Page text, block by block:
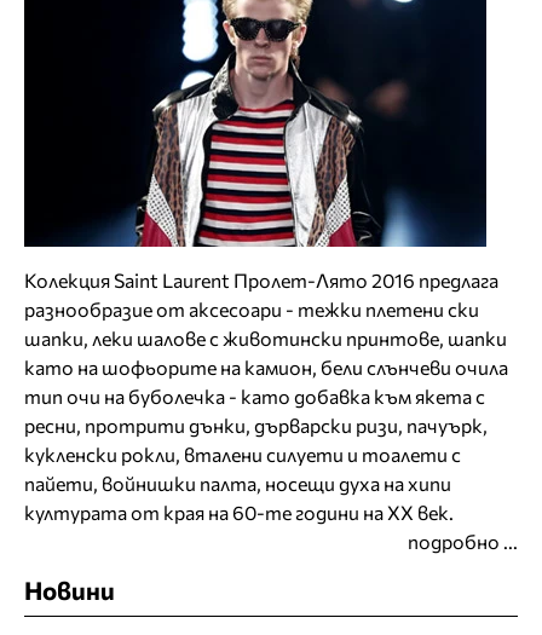
Колекция Saint Laurent Пролет-Лято 2016 предлага
разнообразие от аксесоари - тежки плетени ски
шапки, леки шалове с животински принтове, шапки
като на шофьорите на камион, бели слънчеви очила
тип очи на буболечка - като добавка към якета с
ресни, протрити дънки, дърварски ризи, пачуърк,
кукленски рокли, вталени силуети и тоалети с
пайети, войнишки палта, носещи духа на хипи
културата от края на 60-те години на ХХ век.
подробно ...
Новини